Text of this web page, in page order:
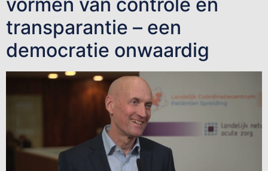
transparantie – een
democratie onwaardig